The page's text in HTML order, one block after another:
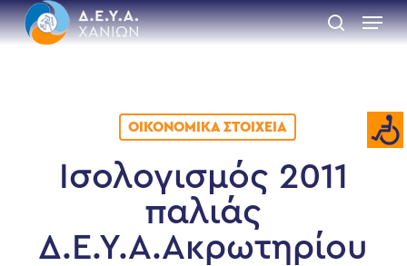
Skip
to
main
search
Menu
ΟΙΚΟΝΟΜΙΚΆ ΣΤΟΙΧΕΊΑ
Ισολογισμός 2011
παλιάς
Δ.Ε.Υ.Α.Ακρωτηρίου